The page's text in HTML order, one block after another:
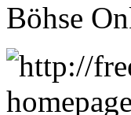
Böhse